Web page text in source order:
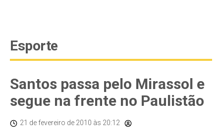
Esporte
Santos passa pelo Mirassol e
segue na frente no Paulistão
21 de fevereiro de 2010 às 20:12